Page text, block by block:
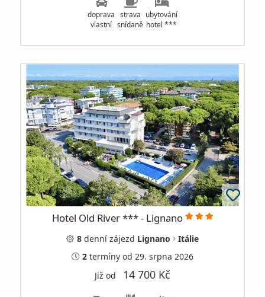
doprava
vlastní
strava
snídaně
ubytování
hotel ***
Hotel Old River *** - Lignano
8 denní zájezd Lignano
Itálie
2 termíny od 29. srpna 2026
Již od 14 700 Kč